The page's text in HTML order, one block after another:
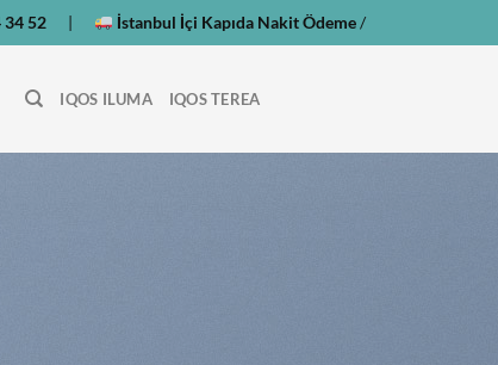
34 52 | İstanbul İçi Kapıda Nakit Ödeme/
IQOS ILUMA IQOS TEREA